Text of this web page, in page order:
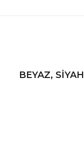
BEYAZ, SİYAH